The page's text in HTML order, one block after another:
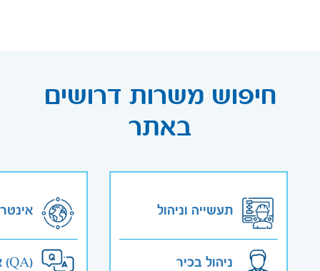
חיפוש משרות דרושים
באתר
תעשייה וניהול
ניהול בכיר אבטחת איכות (QA)